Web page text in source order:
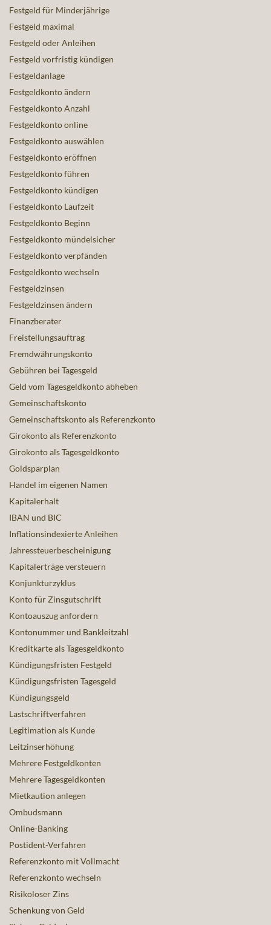
Festgeld für Minderjährige
Festgeld maximal
Festgeld oder Anleihen
Festgeld vorfristig kündigen
Festgeldanlage
Festgeldkonto ändern
Festgeldkonto Anzahl
Festgeldkonto online
Festgeldkonto auswählen
Festgeldkonto eröffnen
Festgeldkonto führen
Festgeldkonto kündigen
Festgeldkonto Laufzeit
Festgeldkonto Beginn
Festgeldkonto mündelsicher
Festgeldkonto verpfänden
Festgeldkonto wechseln
Festgeldzinsen
Festgeldzinsen ändern
Finanzberater
Freistellungsauftrag
Fremdwährungskonto
Gebühren bei Tagesgeld
Geld vom Tagesgeldkonto abheben
Gemeinschaftskonto
Gemeinschaftskonto als Referenzkonto
Girokonto als Referenzkonto
Girokonto als Tagesgeldkonto
Goldsparplan
Handel im eigenen Namen
Kapitalerhalt
IBAN und BIC
Inflationsindexierte Anleihen
Jahressteuerbescheinigung
Kapitalerträge versteuern
Konjunkturzyklus
Konto für Zinsgutschrift
Kontoauszug anfordern
Kontonummer und Bankleitzahl
Kreditkarte als Tagesgeldkonto
Kündigungsfristen Festgeld
Kündigungsfristen Tagesgeld
Kündigungsgeld
Lastschriftverfahren
Legitimation als Kunde
Leitzinserhöhung
Mehrere Festgeldkonten
Mehrere Tagesgeldkonten
Mietkaution anlegen
Ombudsmann
Online-Banking
Postident-Verfahren
Referenzkonto mit Vollmacht
Referenzkonto wechseln
Risikoloser Zins
Schenkung von Geld